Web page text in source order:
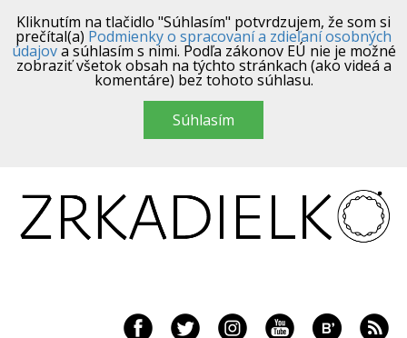
Kliknutím na tlačidlo "Súhlasím" potvrdzujem, že som si
prečítal(a) Podmienky o spracovaní a zdieľaní osobných
údajova súhlasím s nimi. Podľa zákonov EÚ nie je možné
zobraziť všetok obsah na týchto stránkach (ako videá a
komentáre) bez tohoto súhlasu.
Súhlasím